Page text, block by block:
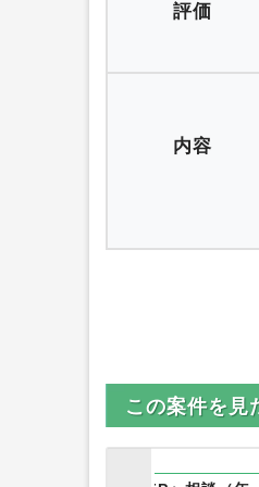
評価
内容
この案件を見